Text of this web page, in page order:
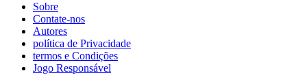
Sobre
Contate-nos
Autores
política de Privacidade
termos e Condições
Jogo Responsável